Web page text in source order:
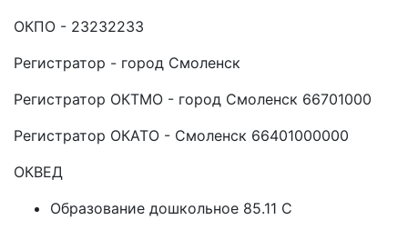
ОКПО - 23232233
Регистратор - город Смоленск
Регистратор ОКТМО - город Смоленск 66701000
Регистратор ОКАТО - Смоленск 66401000000
ОКВЕД
Образование дошкольное 85.11 C